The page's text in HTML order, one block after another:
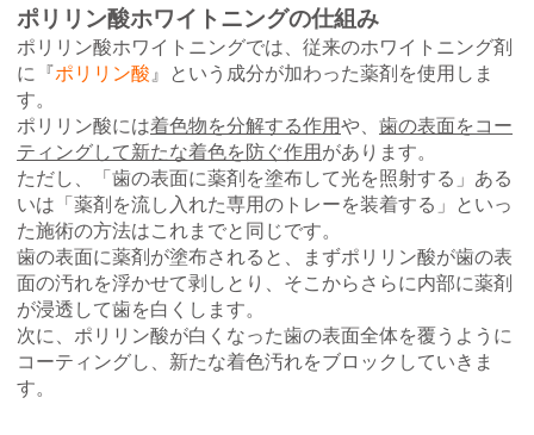
ポリリン酸ホワイトニングの仕組み
ポリリン酸ホワイトニングでは、従来のホワイトニング剤
に『ポリリン酸』という成分が加わった薬剤を使用しま
す。
ポリリン酸には着色物を分解する作用や、 歯の表面をコー
ティングして新たな着色を防ぐ作用があります。
ただし、「歯の表面に薬剤を塗布して光を照射する」ある
いは「薬剤を流し入れた専用のトレーを装着する」といっ
た施術の方法はこれまでと同じです。
歯の表面に薬剤が塗布されると、まずポリリン酸が歯の表
面の汚れを浮かせて剥しとり、そこからさらに内部に薬剤
が浸透して歯を白くします。
次に、ポリリン酸が白くなった歯の表面全体を覆うように
コーティングし、新たな着色汚れをブロックしていきま
す。